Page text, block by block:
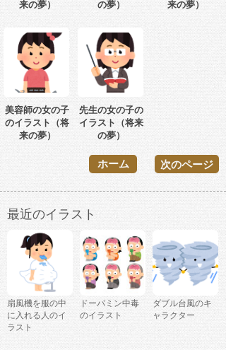
来の夢）
の夢）
来の夢）
美容師の女の子
のイラスト（将
来の夢）
先生の女の子の
イラスト（将来
の夢）
次のページ
ホーム
最近のイラスト
扇風機を服の中
に入れる人のイ
ラスト
ドーパミン中毒
のイラスト
ダブル台風のキ
ャラクター